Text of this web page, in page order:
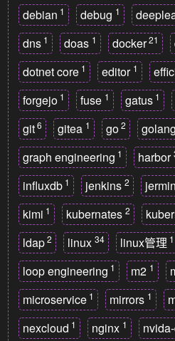
debian 1 debug 1
dns 1 doas 1 docker 21
dotnet core 1 editor 1
forgejo 1 fuse 1 gatus 1
git 6 gitea 1 go 2 golang
graph engineering 1 harbor
influxdb 1 jenkins 2
kimi 1 kubernates 2
ldap 2 linux 34 linux管理 1
loop engineering 1 m2 1
microservice 1 mirrors 1
nexcloud 1 nginx 1